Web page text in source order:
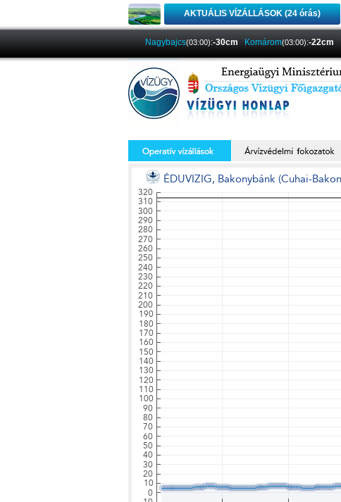
AKTUÁLIS VÍZÁLLÁSOK (24 órás)
Nagybajcs(03:00):-30cm Komárom(03:00):-22cm